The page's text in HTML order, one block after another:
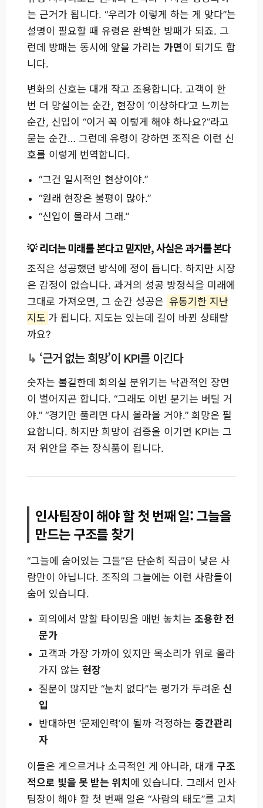
는 근거가 됩니다. “우리가 이렇게 하는 게 맞다”는
설명이 필요할 때 유령은 완벽한 방패가 되죠. 그
런데 방패는 동시에 앞을 가리는 가면이 되기도 합
니다.
변화의 신호는 대개 작고 조용합니다. 고객이 한
번 더 망설이는 순간, 현장이 ‘이상하다’고 느끼는
순간, 신입이 “이거 꼭 이렇게 해야 하나요?”라고
묻는 순간… 그런데 유령이 강하면 조직은 이런 신
호를 이렇게 번역합니다.
“그건 일시적인 현상이야.”
“원래 현장은 불평이 많아.”
“신입이 몰라서 그래.”
리더는 미래를 본다고 믿지만, 사실은 과거를 본다
조직은 성공했던 방식에 정이 듭니다. 하지만 시장
은 감정이 없습니다. 과거의 성공 방정식을 미래에
그대로 가져오면, 그 순간 성공은 유통기한 지난
지도 가 됩니다. 지도는 있는데 길이 바뀐 상태랄
까요?
‘근거 없는 희망’이 KPI를 이긴다
숫자는 불길한데 회의실 분위기는 낙관적인 장면
이 벌어지곤 합니다. “그래도 이번 분기는 버틸 거
야.” “경기만 풀리면 다시 올라올 거야.” 희망은 필
요합니다. 하지만 희망이 검증을 이기면 KPI는 그
저 위안을 주는 장식품이 됩니다.
인사팀장이 해야 할 첫 번째 일: 그늘을
만드는 구조를 찾기
“그늘에 숨어있는 그들”은 단순히 직급이 낮은 사
람만이 아닙니다. 조직의 그늘에는 이런 사람들이
숨어 있습니다.
회의에서 말할 타이밍을 매번 놓치는조용한 전
문가
고객과 가장 가까이 있지만 목소리가 위로 올라
가지 않는현장
질문이 많지만 “눈치 없다”는 평가가 두려운신
입
반대하면 ‘문제인력’이 될까 걱정하는중간관리
자
이들은 게으르거나 소극적인 게 아니라, 대개 구조
적으로 빛을 못 받는 위치 에 있습니다. 그래서 인사
팀장이 해야 할 첫 번째 일은 “사람의 태도”를 고치